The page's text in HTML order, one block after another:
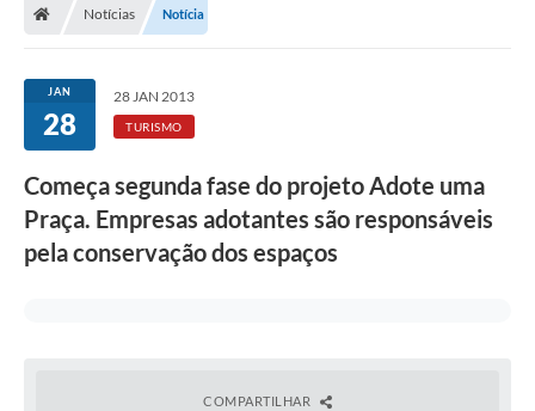
Turismo
Editais
Ouvidoria
Procuradoria Jurídica - Consultoria Administrativa
Notícias Notícia
JAN
28
28 JAN 2013
TURISMO
Começa segunda fase do projeto Adote uma
Praça. Empresas adotantes são responsáveis
pela conservação dos espaços
COMPARTILHAR